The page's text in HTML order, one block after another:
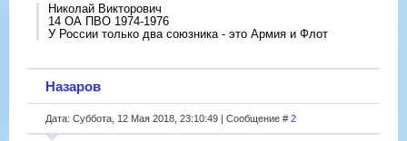
Николай Викторович
14 ОА ПВО 1974-1976
У России только два союзника - это Армия и Флот
Назаров
Дата: Суббота, 12 Мая 2018, 23:10:49 | Сообщение # 2